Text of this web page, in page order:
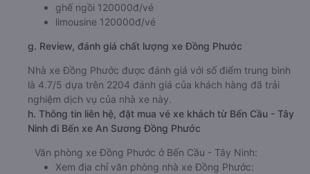
ghế ngồi 120000đ/vé
limousine 120000đ/vé
g. Review, đánh giá chất lượng xe Đồng Phước
Nhà xe Đồng Phước được đánh giá với số điểm trung bình
là 4.7/5 dựa trên 2204 đánh giá của khách hàng đã trải
nghiệm dịch vụ của nhà xe này.
h. Thông tin liên hệ, đặt mua vé xe khách từ Bến Cầu - Tây
Ninh đi Bến xe An Sương Đồng Phước
Văn phòng xe Đồng Phước ở Bến Cầu - Tây Ninh:
Xem địa chỉ văn phòng nhà xe Đồng Phước: